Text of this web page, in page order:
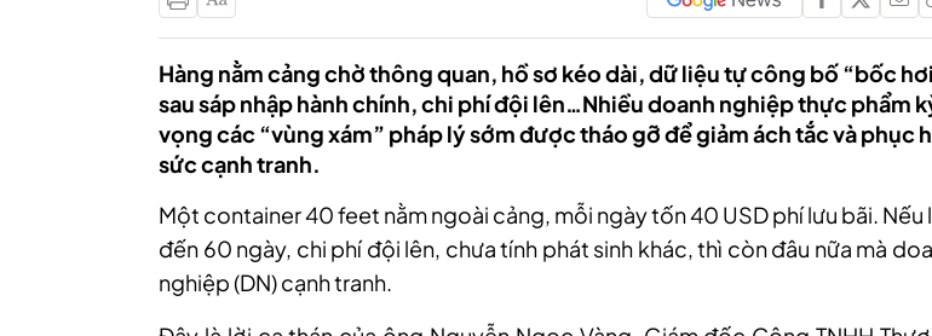
Hàng nằm cảng chờ thông quan, hồ sơ kéo dài, dữ liệu tự công bố “bốc
sau sáp nhập hành chính, chi phí đội lên…Nhiều doanh nghiệp thực phẩm
vọng các “vùng xám” pháp lý sớm được tháo gỡ để giảm ách tắc và phục
sức cạnh tranh.
Một container 40 feet nằm ngoài cảng, mỗi ngày tốn 40 USD phí lưu bãi. Nếu
đến 60 ngày, chi phí đội lên, chưa tính phát sinh khác, thì còn đâu nữa mà
nghiệp (DN) cạnh tranh.